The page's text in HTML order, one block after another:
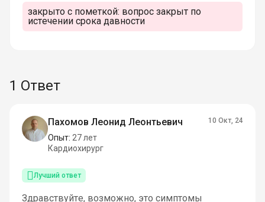
закрыто с пометкой: вопрос закрыт по
истечении срока давности
1 Ответ
Пахомов Леонид Леонтьевич
Опыт: 27 лет
Кардиохирург
10 Окт, 24
Лучший ответ
Здравствуйте, возможно, это симптомы